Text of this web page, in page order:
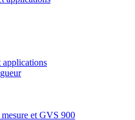
applications
et GVS 900